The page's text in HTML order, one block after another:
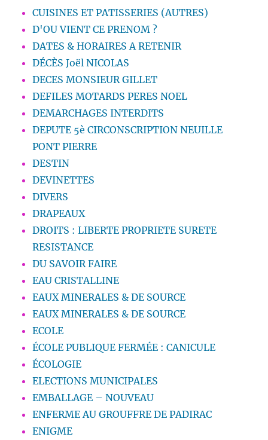
CUISINES ET PATISSERIES (AUTRES)
D'OU VIENT CE PRENOM ?
DATES & HORAIRES A RETENIR
DÉCÈS Joël NICOLAS
DECES MONSIEUR GILLET
DEFILES MOTARDS PERES NOEL
DEMARCHAGES INTERDITS
DEPUTE 5è CIRCONSCRIPTION NEUILLE
PONT PIERRE
DESTIN
DEVINETTES
DIVERS
DRAPEAUX
DROITS : LIBERTE PROPRIETE SURETE
RESISTANCE
DU SAVOIR FAIRE
EAU CRISTALLINE
EAUX MINERALES & DE SOURCE
EAUX MINERALES & DE SOURCE
ECOLE
ÉCOLE PUBLIQUE FERMÉE : CANICULE
ÉCOLOGIE
ELECTIONS MUNICIPALES
EMBALLAGE – NOUVEAU
ENFERME AU GROUFFRE DE PADIRAC
ENIGME